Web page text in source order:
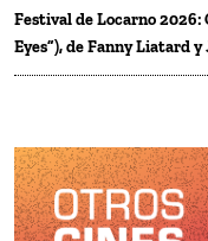
Festival de Locarno 2026:
Eyes”), de Fanny Liatard